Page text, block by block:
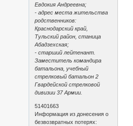
Евдокия Андреевна;
- адрес места жительства
родственников:
Краснодарский край,
Тульский район, станица
Абадзехская;
- старший лейтенант.
Заместитель командира
батальона, учебный
стрелковый батальон 2
Гвардейской стрелковой
дивизии 37 Армии.
51401663
Информация из донесения о
безвозвратных потерях: